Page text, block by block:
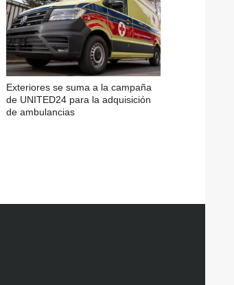
Exteriores se suma a la campaña
de UNITED24 para la adquisición
de ambulancias